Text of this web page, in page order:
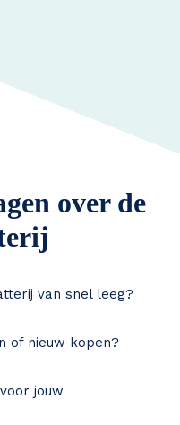
over de
van snel leeg?
of nieuw kopen?
jouw